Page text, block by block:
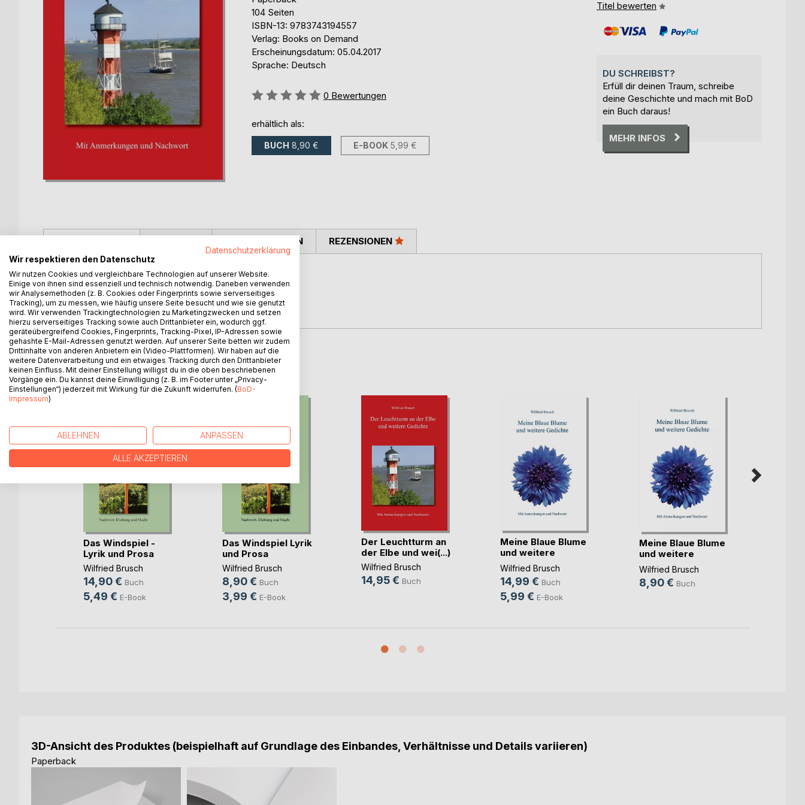
104 Seiten
ISBN-13: 9783743194557
Verlag: Books on Demand
Erscheinungsdatum: 05.04.2017
Sprache: Deutsch
Bewertung::
0 Bewertungen
erhältlich als:
BUCH 8,90 € E-BOOK 5,99 €
Titel bewerten
DU SCHREIBST?
Erfüll dir deinen Traum, schreibe
deine Geschichte und mach mit BoD
ein Buch daraus!
MEHR INFOS
Der Leuchtturm an der Elbe
und weitere Gedichte
Mit Anmerkungen und Nachwort
PRESSESTIMMEN REZENSIONEN
WEITERE TITEL BEIBoD
Das Windspiel -
Lyrik und Prosa
Wilfried Brusch
14,90 € Buch
5,49 € E-Book
Das Windspiel Lyrik
und Prosa
Wilfried Brusch
8,90 € Buch
3,99 € E-Book
Der Leuchtturm an
der Elbe und wei(...)
Wilfried Brusch
14,95 € Buch
Meine Blaue Blume
und weitere
Gedichte
Wilfried Brusch
14,99 € Buch
5,99 € E-Book
Meine Blaue Blume
und weitere
Gedichte
Wilfried Brusch
8,90 € Buch
3D-Ansicht des Produktes (beispielhaft auf Grundlage des Einbandes, Verhältnisse und Details variieren)
Paperback
Datenschutzerklärung
Wir respektieren den Datenschutz
Wir nutzen Cookies und vergleichbare Technologien auf unserer Website.
Einige von ihnen sind essenziell und technisch notwendig. Daneben verwenden
wir Analysemethoden (z. B. Cookies oder Fingerprints sowie serverseitiges
Tracking), um zu messen, wie häufig unsere Seite besucht und wie sie genutzt
wird. Wir verwenden Trackingtechnologien zu Marketingzwecken und setzen
hierzu serverseitiges Tracking sowie auch Drittanbieter ein, wodurch ggf.
geräteübergreifend Cookies, Fingerprints, Tracking-Pixel, IP-Adressen sowie
gehashte E-Mail-Adressen genutzt werden. Auf unserer Seite betten wir zudem
Drittinhalte von anderen Anbietern ein (Video-Plattformen). Wir haben auf die
weitere Datenverarbeitung und ein etwaiges Tracking durch den Drittanbieter
keinen Einfluss. Mit deiner Einstellung willigst du in die oben beschriebenen
Vorgänge ein. Du kannst deine Einwilligung (z. B. im Footer unter „Privacy-
Einstellungen“) jederzeit mit Wirkung für die Zukunft widerrufen. (BoD-
Impressum)
ABLEHNEN ANPASSEN
ALLE AKZEPTIEREN